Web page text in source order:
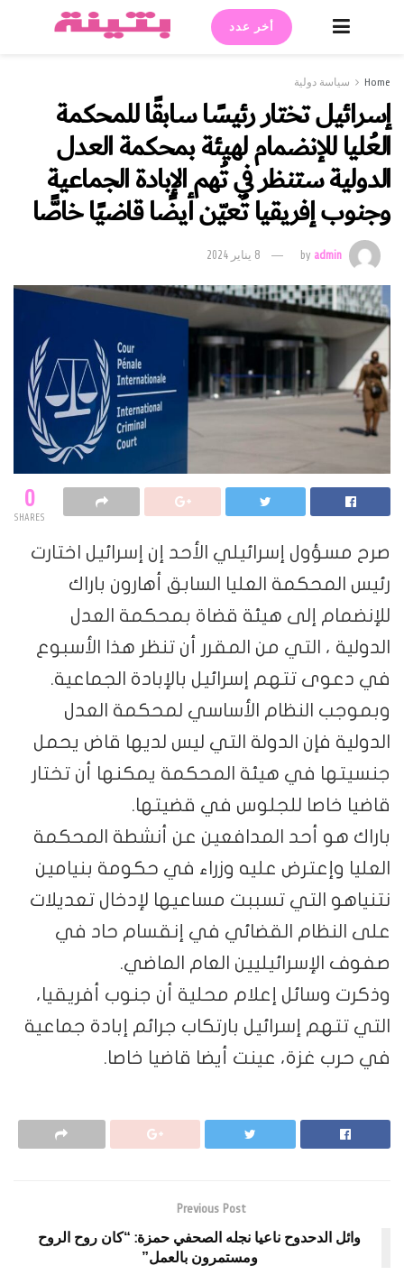
أخر عدد
Home سياسة دولية
إسرائيل تختار رئيسًا سابقًا للمحكمة
العُليا للإنضمام لهيئة بمحكمة العدل
الدولية ستنظر في تُهم الإبادة الجماعية
وجنوب إفريقيا تُعيّن أيضًا قاضيًا خاصًّا
byadmin 8 يناير 2024
0
SHARES
صرح مسؤول إسرائيلي الأحد إن إسرائيل اختارت
رئيس المحكمة العليا السابق أهارون باراك
للإنضمام إلى هيئة قضاة بمحكمة العدل
الدولية ، التي من المقرر أن تنظر هذا الأسبوع
في دعوى تتهم إسرائيل بالإبادة الجماعية.
وبموجب النظام الأساسي لمحكمة العدل
الدولية فإن الدولة التي ليس لديها قاض يحمل
جنسيتها في هيئة المحكمة يمكنها أن تختار
قاضيا خاصا للجلوس في قضيتها.
باراك هو أحد المدافعين عن أنشطة المحكمة
العليا وإعترض عليه وزراء في حكومة بنيامين
نتنياهو التي تسببت مساعيها لإدخال تعديلات
على النظام القضائي في إنقسام حاد في
صفوف الإسرائيليين العام الماضي.
وذكرت وسائل إعلام محلية أن جنوب أفريقيا،
التي تتهم إسرائيل بارتكاب جرائم إبادة جماعية
في حرب غزة، عينت أيضا قاضيا خاصا.
Previous Post
وائل الدحدوح ناعيا نجله الصحفي حمزة: “كان روح الروح
ومستمرون بالعمل”